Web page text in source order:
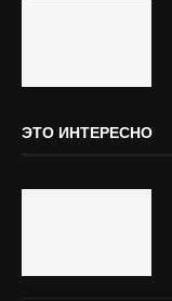
ЭТО ИНТЕРЕСНО